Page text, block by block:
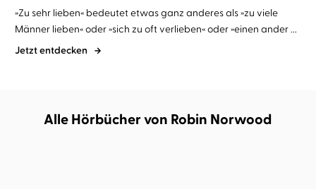
»Zu sehr lieben« bedeutet etwas ganz anderes als »zu viele
Männer lieben« oder »sich zu oft verlieben« oder »einen ander ...
Jetzt entdecken
Alle Hörbücher von Robin Norwood